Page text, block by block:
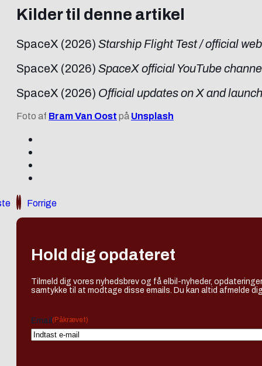
Kilder til denne artikel
SpaceX (2026) Starship Flight Test / official
SpaceX (2026) SpaceX official YouTube
SpaceX (2026) Official updates on X and
Foto af Bram Van Oost på Unsplash
Forrige
Hold dig opdateret
Tilmeld dig vores nyhedsbrev og få elbil-nyheder,
samtykke til at modtage disse emails. Du kan altid afmelde
Email (Påkrævet)